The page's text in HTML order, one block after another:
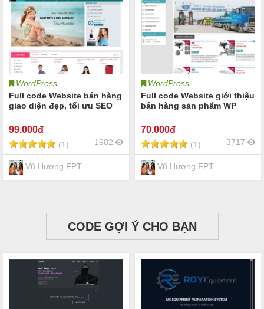
WordPress
Full code Website bán hàng
giao diện đẹp, tối ưu SEO
99.000đ
(1) 1982
Vũ Hương FPT
WordPress
Full code Website giới thiệu
bán hàng sản phẩm WP
70.000đ
(1) 3717
Vũ Hương FPT
CODE GỢI Ý CHO BẠN